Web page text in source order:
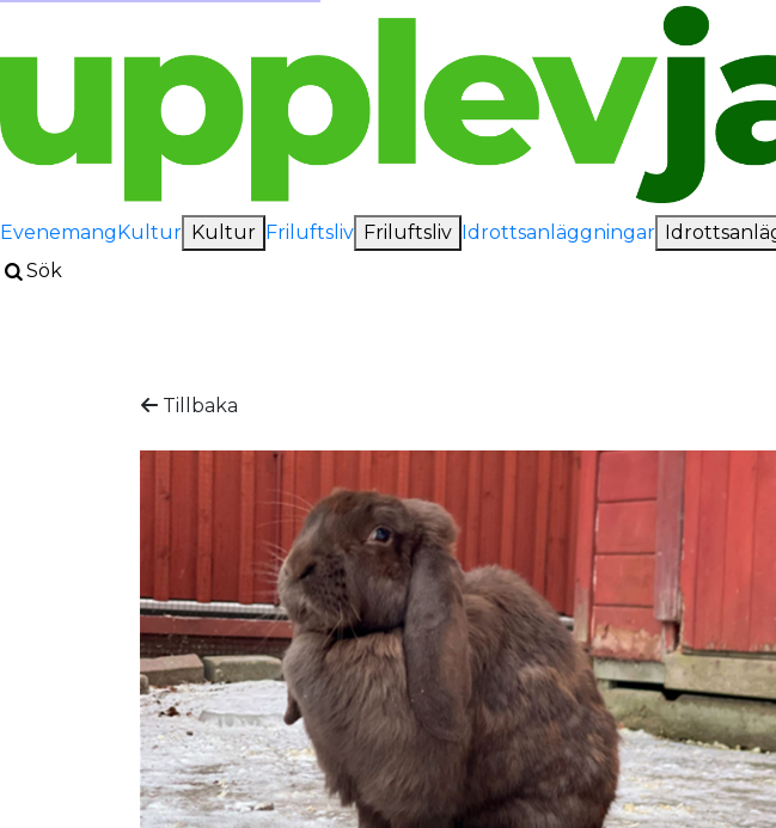
EvenemangKultur Kultur Friluftsliv Friluftsliv Idrottsanläggningar
Sök
Tillbaka